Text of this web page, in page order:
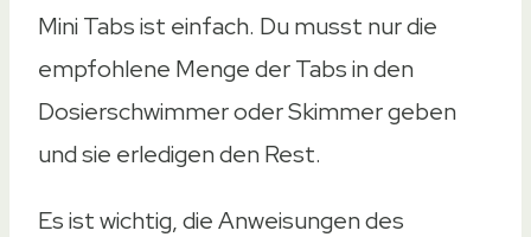
Mini Tabs ist einfach. Du musst nur die
empfohlene Menge der Tabs in den
Dosierschwimmer oder Skimmer geben
und sie erledigen den Rest.
Es ist wichtig, die Anweisungen des